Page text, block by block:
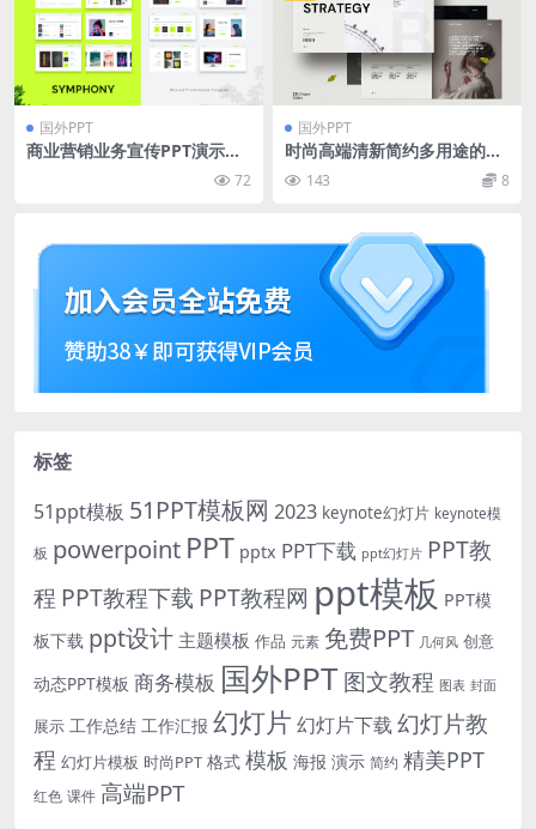
国外PPT
商业营销业务宣传PPT演示幻
灯片模板 Symphony – Musi
cal Presentation Template72
国外PPT
时尚高端清新简约多用途的业
务战略演示powerpoint幻灯
片演示模板（pptx）
143 8
标签
51ppt模板 51PPT模板网 2023 keynote幻灯片 keynote模
板 powerpoint PPT pptx PPT下载 ppt幻灯片 PPT教
程 PPT教程下载 PPT教程网 ppt模板 PPT模
板下载 ppt设计 主题模板 作品 元素 免费PPT 几何风 创意
动态PPT模板 商务模板 国外PPT图文教程 图表 封面
展示 工作总结 工作汇报 幻灯片 幻灯片下载 幻灯片教
程 幻灯片模板 时尚PPT 格式 模板 海报 演示 简约 精美PPT
红色 课件 高端PPT